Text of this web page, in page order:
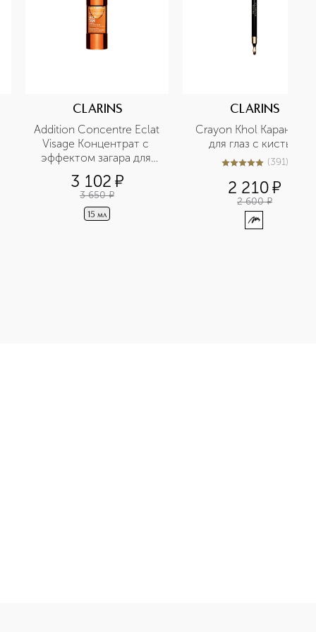
CLARINS
Addition Concentre Eclat
Visage Концентрат с
эффектом загара для
лица
3 102 ¤
3 650 ¤
15 мл
CLARINS
Crayon Khol Карандаш
для глаз с кистью
4.9из5391 (391)
2 210¤
2 600 ¤